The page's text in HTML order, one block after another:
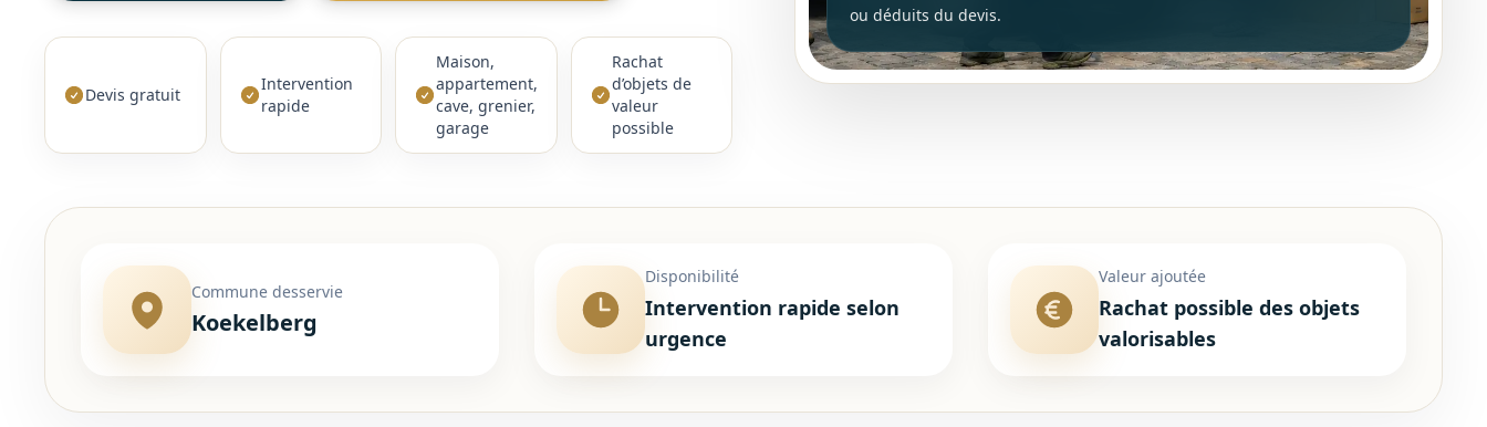
Devis gratuit
Intervention
rapide
Maison,
appartement,
cave, grenier,
garage
Rachat
d’objets de
valeur
possible
ou déduits du devis.
Commune desservie
Koekelberg
Disponibilité
Intervention rapide selon
urgence
Valeur ajoutée
Rachat possible des objets
valorisables